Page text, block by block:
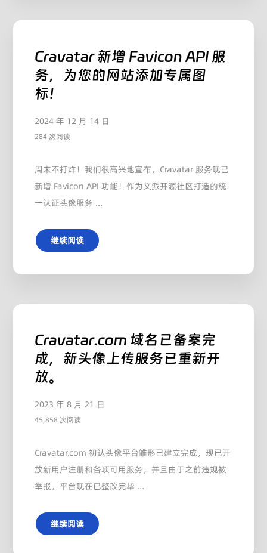
Cravatar 新增 Favicon API 服
务，为您的网站添加专属图
标！
2024 年 12 月 14 日
284 次阅读
周末不打烊！我们很高兴地宣布，Cravatar 服务现已
新增 Favicon API 功能！作为文派开源社区打造的统
一认证头像服务 ...
继续阅读
Cravatar.com 域名已备案完
成，新头像上传服务已重新开
放。
2023 年 8 月 21 日
45,858 次阅读
Cravatar.com 初认头像平台雏形已建立完成，现已开
放新用户注册和各项可用服务，并且由于之前违规被
举报，平台现在已整改完毕 ...
继续阅读